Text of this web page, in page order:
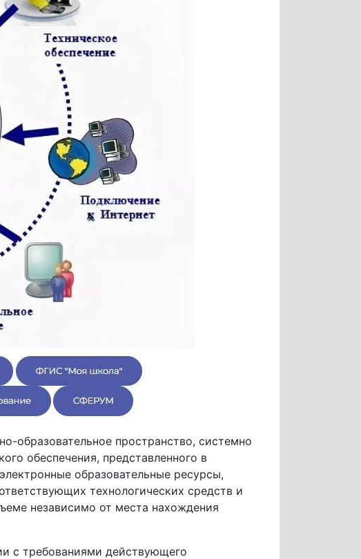
образовательное пространство, системно
обеспечения, представленного в
образовательные ресурсы,
технологических средств и
независимо от места нахождения
с требованиями действующего